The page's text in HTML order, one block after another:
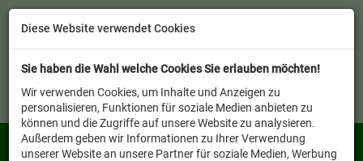
Diese Website verwendet Cookies
Sie haben die Wahl welche Cookies Sie erlauben möchten!
Wir verwenden Cookies, um Inhalte und Anzeigen zu
personalisieren, Funktionen für soziale Medien anbieten zu
können und die Zugriffe auf unsere Website zu analysieren.
Außerdem geben wir Informationen zu Ihrer Verwendung
unserer Website an unsere Partner für soziale Medien, Werbung